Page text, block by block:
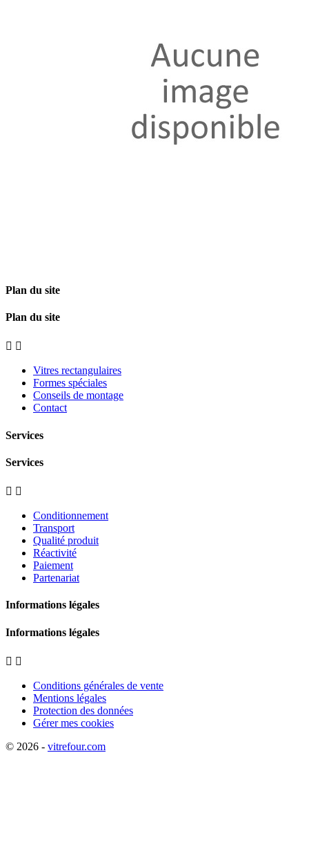
Plan du site
Plan du site
 
Vitres rectangulaires
Formes spéciales
Conseils de montage
Contact
Services
Services
 
Conditionnement
Transport
Qualité produit
Réactivité
Paiement
Partenariat
Informations légales
Informations légales
 
Conditions générales de vente
Mentions légales
Protection des données
Gérer mes cookies
© 2026 - vitrefour.com